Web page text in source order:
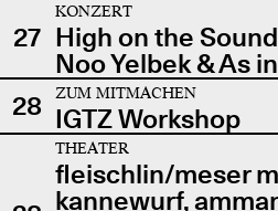
27
KONZERT
High on the
Noo Yelbek & As
28
ZUM MITMACHEN
IGTZ Workshop
THEATER
fleischlin/meser
kannewurf,